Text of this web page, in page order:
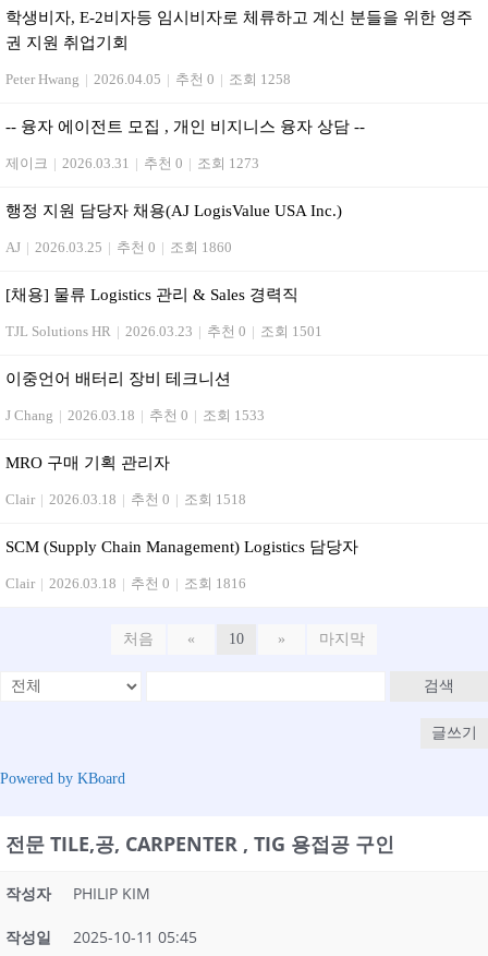
학생비자, E-2비자등 임시비자로 체류하고 계신 분들을 위한 영주
권 지원 취업기회
Peter Hwang | 2026.04.05 | 추천 0 | 조회 1258
-- 융자 에이전트 모집 , 개인 비지니스 융자 상담 --
제이크 | 2026.03.31 | 추천 0 | 조회 1273
행정 지원 담당자 채용(AJ LogisValue USA Inc.)
AJ | 2026.03.25 | 추천 0 | 조회 1860
[채용] 물류 Logistics 관리 & Sales 경력직
TJL Solutions HR | 2026.03.23 | 추천 0 | 조회 1501
이중언어 배터리 장비 테크니션
J Chang | 2026.03.18 | 추천 0 | 조회 1533
MRO 구매 기획 관리자
Clair | 2026.03.18 | 추천 0 | 조회 1518
SCM (Supply Chain Management) Logistics 담당자
Clair | 2026.03.18 | 추천 0 | 조회 1816
처음 « 10 » 마지막
검색
글쓰기
Powered by KBoard
전문 TILE,공, CARPENTER , TIG 용접공 구인
작성자 PHILIP KIM
작성일 2025-10-11 05:45